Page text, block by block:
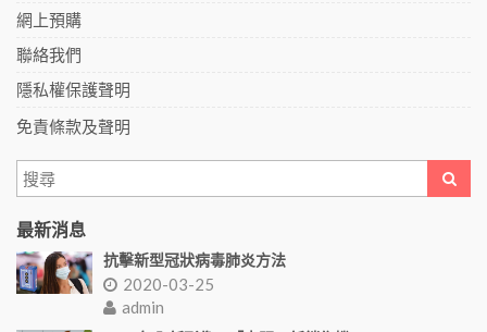
網上預購
聯絡我們
隱私權保護聲明
免責條款及聲明
最新消息
抗擊新型冠狀病毒肺炎方法
2020-03-25
admin